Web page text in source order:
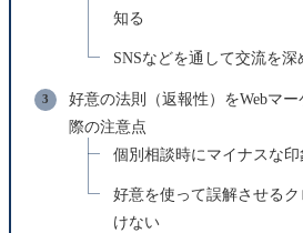
知る
SNSなどを通して交流を深
好意の法則（返報性）をWebマ
際の注意点
個別相談時にマイナスな
好意を使って誤解させる
けない